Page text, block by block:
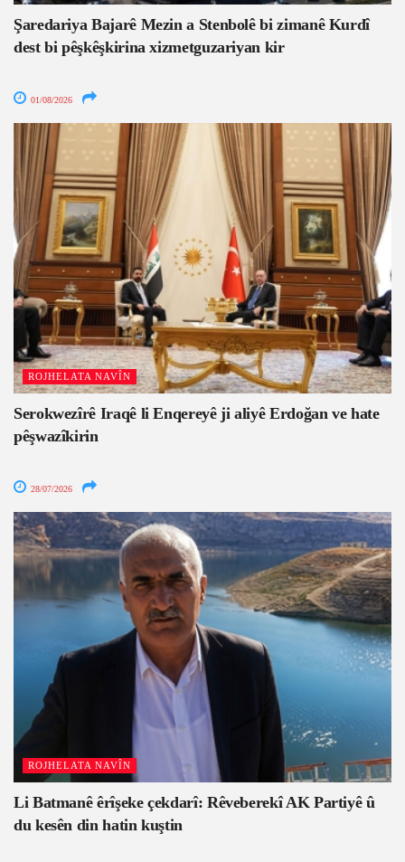
Şaredariya Bajarê Mezin a Stenbolê bi zimanê Kurdî
dest bi pêşkêşkirina xizmetguzariyan kir
01/08/2026
ROJHELATA NAVÎN
Serokwezîrê Iraqê li Enqereyê ji aliyê Erdoğan ve hate
pêşwazîkirin
28/07/2026
ROJHELATA NAVÎN
Li Batmanê êrîşeke çekdarî: Rêveberekî AK Partiyê û
du kesên din hatin kuştin